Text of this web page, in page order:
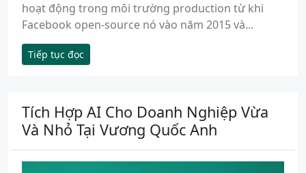
hoạt động trong môi trường production từ khi
Facebook open-source nó vào năm 2015 và...
Tiếp tục đọc
Tích Hợp AI Cho Doanh Nghiệp Vừa
Và Nhỏ Tại Vương Quốc Anh